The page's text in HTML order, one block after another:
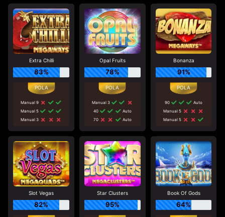
Extra Chilli
83%
Manual 9
Manual 5
Manual 3
Opal Fruits
78%
Manual 3
40
Auto
70
Auto
Bonanza
91%
90
Auto
Manual 5
Manual 5
Slot Vegas
82%
Star Clusters
95%
Book Of Gods
64%